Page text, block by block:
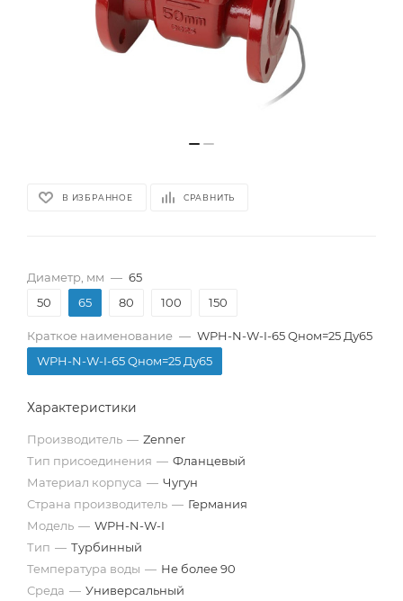
В ИЗБРАННОЕ СРАВНИТЬ
Диаметр, мм — 65
50
65 80 100 150
Краткое наименование — WPH-N-W-I-65 Qном=25 Ду65
WPH-N-W-I-65 Qном=25 Ду65
Характеристики
Производитель — Zenner
Тип присоединения — Фланцевый
Материал корпуса — Чугун
Страна производитель — Германия
Модель — WPH-N-W-I
Тип — Турбинный
Температура воды — Не более 90
Среда — Универсальный